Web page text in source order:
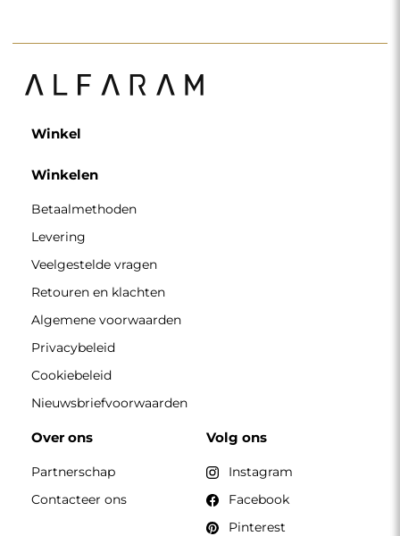
Winkel
Winkelen
Betaalmethoden
Levering
Veelgestelde vragen
Retouren en klachten
Algemene voorwaarden
Privacybeleid
Cookiebeleid
Nieuwsbriefvoorwaarden
Over ons
Partnerschap
Contacteer ons
Volg ons
Instagram
Facebook
Pinterest